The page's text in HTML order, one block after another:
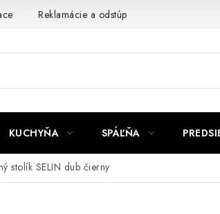
Reklamácie a odstúpenie od zmluvy
KUCHYŇA SPÁĽŇA
stolík SELIN dub čierny